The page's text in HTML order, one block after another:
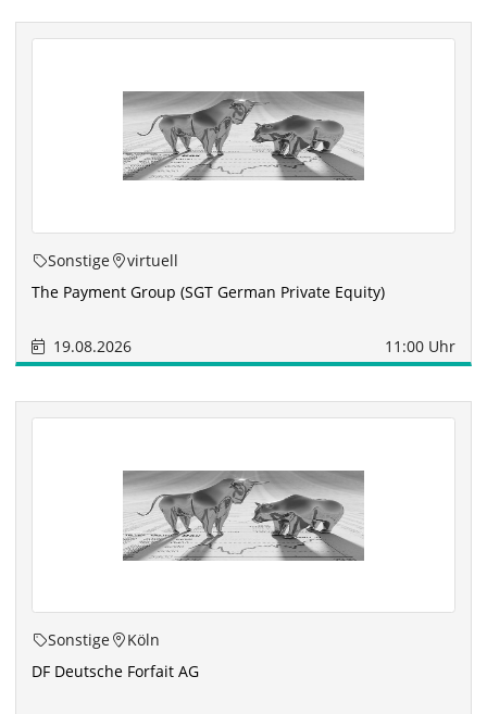
Sonstige
virtuell
The Payment Group (SGT German Private Equity)
19.08.2026 11:00 Uhr
Sonstige
Köln
DF Deutsche Forfait AG